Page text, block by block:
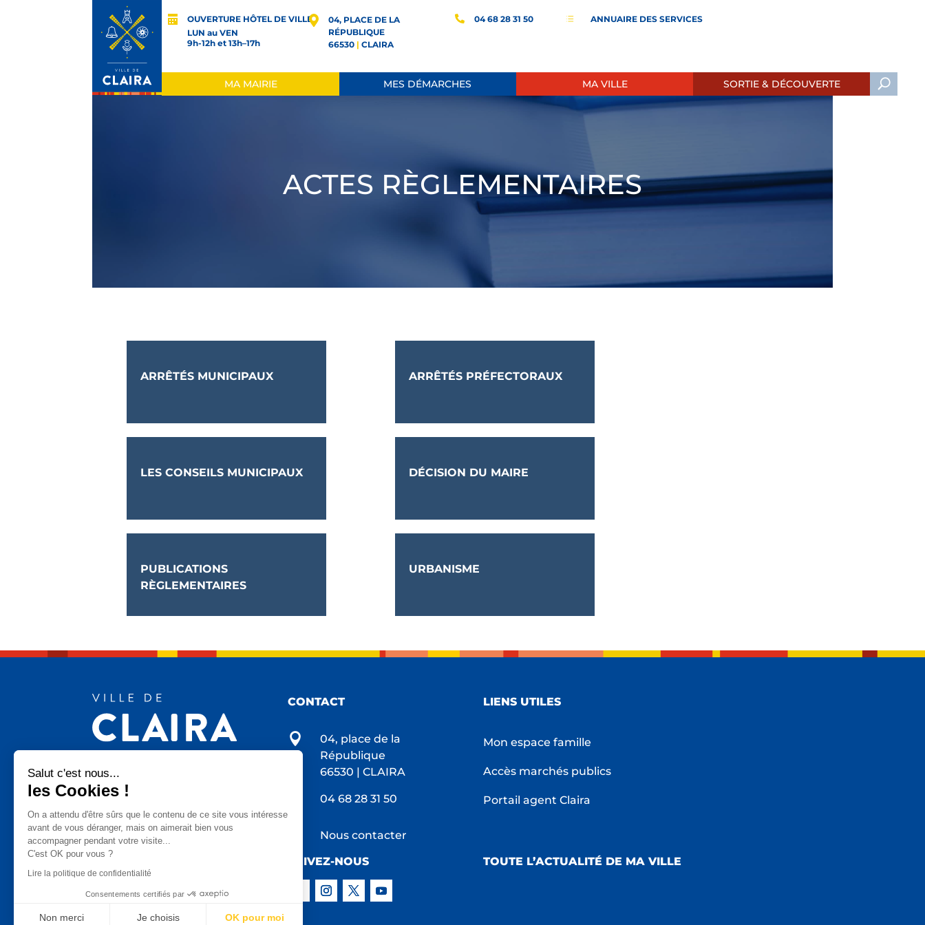
OUVERTURE HÔTEL DE VILLE
LUN au VEN
9h-12h et 13h–17h
04, PLACE DE LA
RÉPUBLIQUE
66530| CLAIRA
04 68 28 31 50 d ANNUAIRE DES SERVICES
MA MAIRIE MES DÉMARCHES MA VILLE SORTIE & DÉCOUVERTE
ACTES RÈGLEMENTAIRES
ARRÊTÉS MUNICIPAUX ARRÊTÉS PRÉFECTORAUX
LES CONSEILS MUNICIPAUX DÉCISION DU MAIRE
PUBLICATIONS
RÈGLEMENTAIRES
URBANISME
CONTACT

04, place de la
République
66530 | CLAIRA
04 68 28 31 50
Nous contacter
LIENS UTILES
Mon espace famille
Accès marchés publics
Portail agent Claira
SUIVEZ-NOUS TOUTE L’ACTUALITÉ DE MA VILLE
Salut c'est nous...
les Cookies !
On a attendu d'être sûrs que le contenu de ce site vous intéresse
avant de vous déranger, mais on aimerait bien vous
accompagner pendant votre visite...
C'est OK pour vous ?
Lire la politique de confidentialité
Consentements certifiés par
Non merci Je choisis OK pour moi